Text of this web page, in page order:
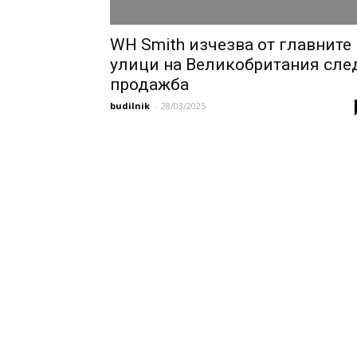
WH Smith изчезва от главните
улици на Великобритания
продажба
budilnik - 28/03/2025